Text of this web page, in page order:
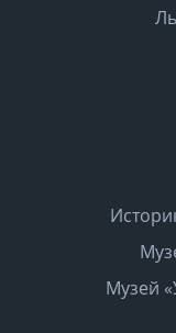
Музей